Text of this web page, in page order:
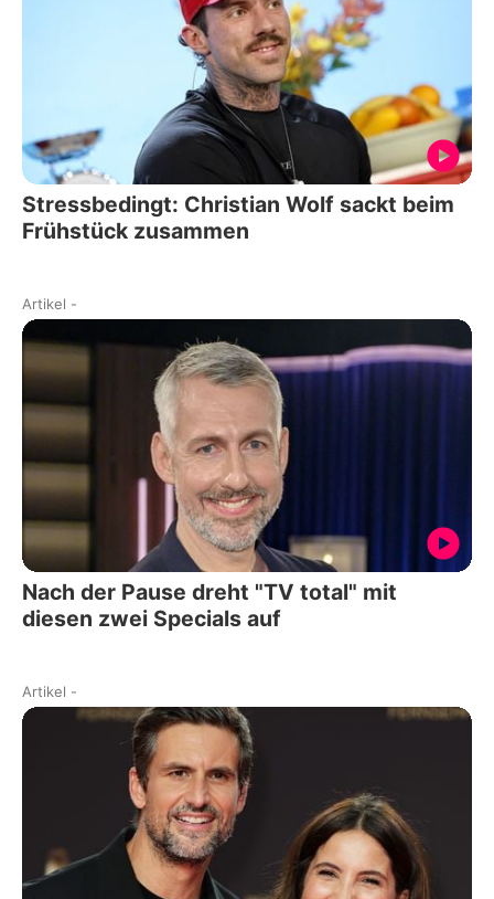
Stressbedingt: Christian Wolf sackt beim
Frühstück zusammen
Artikel -
Nach der Pause dreht "TV total" mit
diesen zwei Specials auf
Artikel -